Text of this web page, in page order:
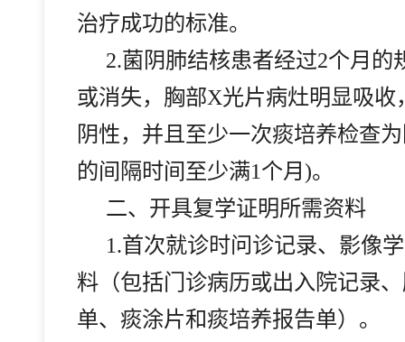
治疗成功的标准。
2.菌阴肺结核患者经过2个月的
或消失，胸部X光片病灶明显吸收
阴性，并且至少一次痰培养检查
的间隔时间至少满1个月)。
二、开具复学证明所需资料
1.首次就诊时问诊记录、影像
料（包括门诊病历或出入院记录
单、痰涂片和痰培养报告单）。